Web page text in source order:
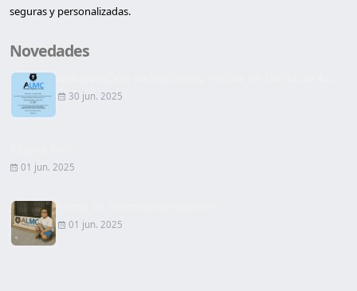
seguras y personalizadas.
Novedades
30 jun. 2025
01 jun. 2025
01 jun. 2025